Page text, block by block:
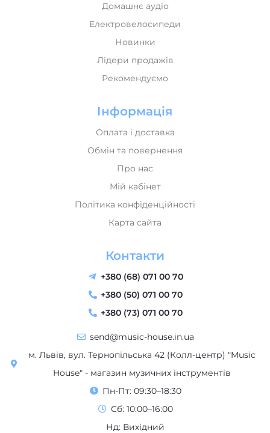
Електровелосипеди
Новинки
Лідери продажів
Рекомендуємо
Оплата і доставка
Обмін та повернення
Про нас
Мій кабінет
Політика конфіденційності
Карта сайта
+380 (68) 071 00 70
+380 (50) 071 00 70
+380 (73) 071 00 70
send@music-house.in.ua
м. Львів, вул. Тернопільська 42 (Колл-центр) "Music
House" - магазин музичних інструментів
Пн-Пт: 09:30–18:30
Сб: 10:00–16:00
Нд: Вихідний